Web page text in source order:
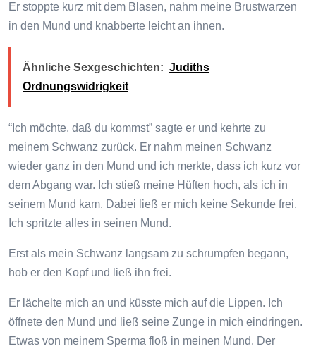
Er stoppte kurz mit dem Blasen, nahm meine Brustwarzen
in den Mund und knabberte leicht an ihnen.
Ähnliche Sexgeschichten: Judiths
Ordnungswidrigkeit
“Ich möchte, daß du kommst” sagte er und kehrte zu
meinem Schwanz zurück. Er nahm meinen Schwanz
wieder ganz in den Mund und ich merkte, dass ich kurz vor
dem Abgang war. Ich stieß meine Hüften hoch, als ich in
seinem Mund kam. Dabei ließ er mich keine Sekunde frei.
Ich spritzte alles in seinen Mund.
Erst als mein Schwanz langsam zu schrumpfen begann,
hob er den Kopf und ließ ihn frei.
Er lächelte mich an und küsste mich auf die Lippen. Ich
öffnete den Mund und ließ seine Zunge in mich eindringen.
Etwas von meinem Sperma floß in meinen Mund. Der